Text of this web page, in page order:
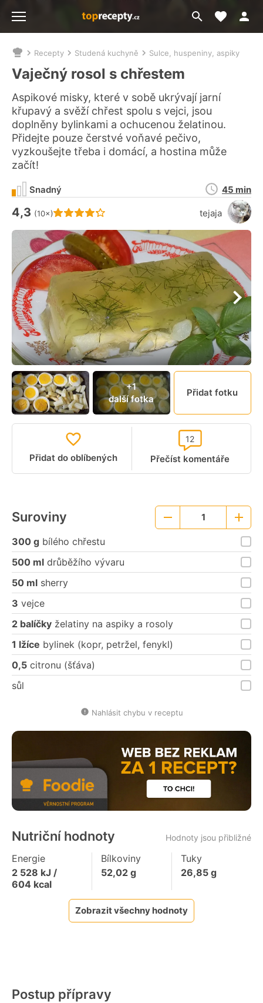
Přejít
na
Moje
Nacházíte
se
zde:
Recepty Studená kuchyně Sulce, huspeniny, aspiky
Vaječný rosol s chřestem
Aspikové misky, které v sobě ukrývají jarní
křupavý a svěží chřest spolu s vejci, jsou
doplněny bylinkami a ochucenou želatinou.
Přidejte pouze čerstvé voňavé pečivo,
vyzkoušejte třeba i domácí, a hostina může
začít!
Hodnocení receptu je
4,3 (10×) tejaja
Snadný
Doba
přípravy
45 min
+1
další fotka
Přidat fotku
Přidat do oblíbených Přečíst komentáře
12
Suroviny 1
Větší
porce
300 g bílého chřestu
500 ml drůběžího vývaru
50 ml sherry
3 vejce
2 balíčky želatiny na aspiky a rosoly
1 lžíce bylinek (kopr, petržel, fenykl)
0,5 citronu (šťáva)
sůl
Nahlásit chybu v receptu
Nutriční hodnoty Hodnoty jsou přibližné
Energie
2 528 kJ /
604 kcal
Bílkoviny
52,02g
Tuky
26,85g
Zobrazit všechny hodnoty
Postup přípravy